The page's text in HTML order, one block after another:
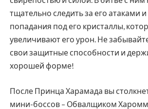
тщательно следить за его атаками и
попадания под его кристаллы,
увеличивают его урон. Не
свои защитные способности и
хорошей форме!
После Принца Харамада вы
мини-боссов – Обвалщиком